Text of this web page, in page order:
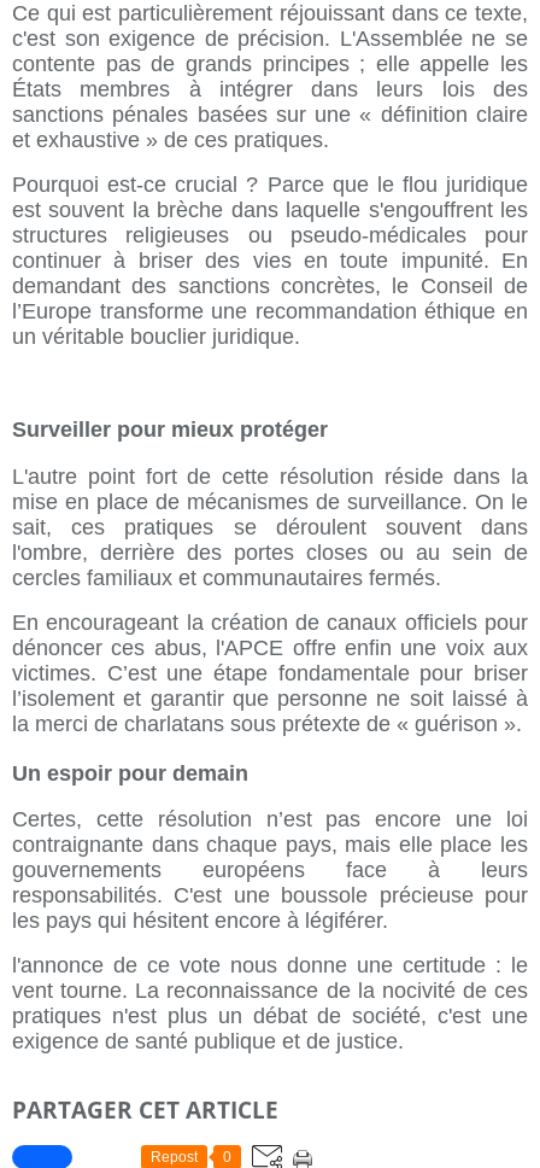
Ce qui est particulièrement réjouissant dans ce texte,
c'est son exigence de précision. L'Assemblée ne se
contente pas de grands principes ; elle appelle les
États membres à intégrer dans leurs lois des
sanctions pénales basées sur une « définition claire
et exhaustive » de ces pratiques.
Pourquoi est-ce crucial ? Parce que le flou juridique
est souvent la brèche dans laquelle s'engouffrent les
structures religieuses ou pseudo-médicales pour
continuer à briser des vies en toute impunité. En
demandant des sanctions concrètes, le Conseil de
l’Europe transforme une recommandation éthique en
un véritable bouclier juridique.
Surveiller pour mieux protéger
L'autre point fort de cette résolution réside dans la
mise en place de mécanismes de surveillance. On le
sait, ces pratiques se déroulent souvent dans
l'ombre, derrière des portes closes ou au sein de
cercles familiaux et communautaires fermés.
En encourageant la création de canaux officiels pour
dénoncer ces abus, l'APCE offre enfin une voix aux
victimes. C’est une étape fondamentale pour briser
l’isolement et garantir que personne ne soit laissé à
la merci de charlatans sous prétexte de « guérison ».
Un espoir pour demain
Certes, cette résolution n’est pas encore une loi
contraignante dans chaque pays, mais elle place les
gouvernements européens face à leurs
responsabilités. C'est une boussole précieuse pour
les pays qui hésitent encore à légiférer.
l'annonce de ce vote nous donne une certitude : le
vent tourne. La reconnaissance de la nocivité de ces
pratiques n'est plus un débat de société, c'est une
exigence de santé publique et de justice.
PARTAGER CET ARTICLE
Repost 0